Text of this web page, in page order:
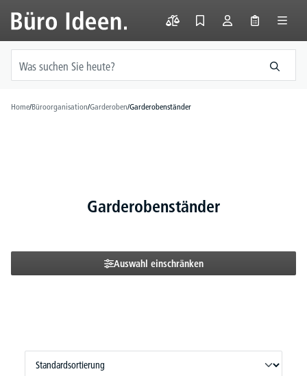
springen
Home/Büroorganisation/Garderoben/Garderobenständer
Garderobenständer
Auswahl einschränken